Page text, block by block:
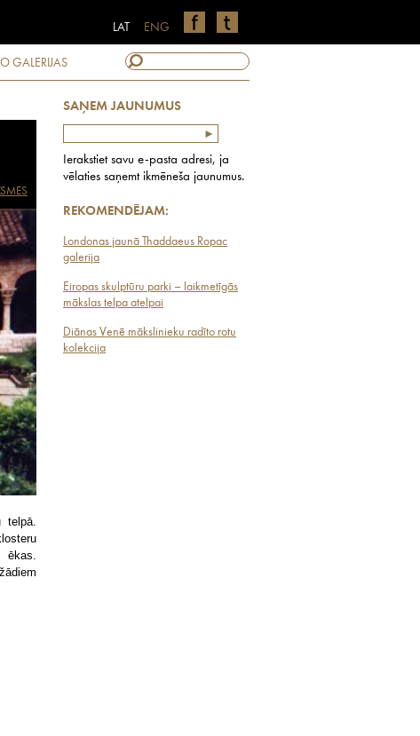
ENG
LAT
GALERIJAS
SAŅEM JAUNUMUS
Ierakstiet savu e-pasta adresi, ja
vēlaties saņemt ikmēneša jaunumus.
REKOMENDĒJAM:
Londonas jaunā Thaddaeus Ropac
galerija
Eiropas skulptūru parki – laikmetīgās
mākslas telpa atelpai
Diānas Venē mākslinieku radīto rotu
kolekcija
telpā.
ēkas.